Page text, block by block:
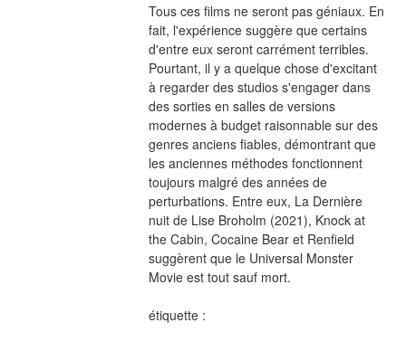
Tous ces films ne seront pas géniaux. En
fait, l'expérience suggère que certains
d'entre eux seront carrément terribles.
Pourtant, il y a quelque chose d'excitant
à regarder des studios s'engager dans
des sorties en salles de versions
modernes à budget raisonnable sur des
genres anciens fiables, démontrant que
les anciennes méthodes fonctionnent
toujours malgré des années de
perturbations. Entre eux, La Dernière
nuit de Lise Broholm (2021), Knock at
the Cabin, Cocaine Bear et Renfield
suggèrent que le Universal Monster
Movie est tout sauf mort.
étiquette :